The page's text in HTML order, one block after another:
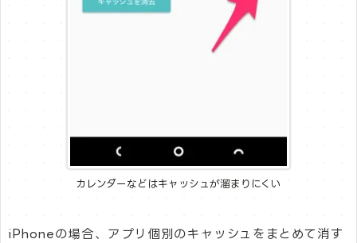
カレンダーなどはキャッシュが溜まりにくい
iPhoneの場合、アプリ個別のキャッシュをまとめて消す